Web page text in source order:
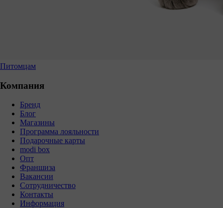
Питомцам
Компания
Бренд
Блог
Магазины
Программа лояльности
Подарочные карты
modi box
Опт
Франшиза
Вакансии
Сотрудничество
Контакты
Информация